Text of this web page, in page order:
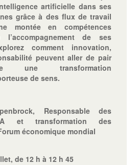
artificielle dans ses
grâce à des flux de travail
montée en compétences
de ses
comment innovation,
peuvent aller de pair
une transformation
de sens.
Responsable des
et transformation des
économique mondial
de 12 h à 12 h 45